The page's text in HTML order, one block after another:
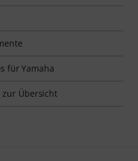
für Yamaha
zur Übersicht